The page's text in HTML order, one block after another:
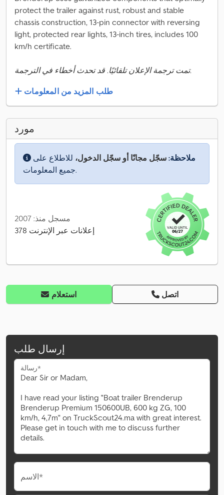
protect the trailer against rust, robust and stable
chassis construction, 13-pin connector with reversing
light, protected rear lights, 13-inch tires, includes 100
km/h certificate.
تمت ترجمة الإعلان تلقائيًا. قد تحدث أخطاء في الترجمة.
طلب المزيد من المعلومات
مورد
ملاحظة: سجّل مجانًا أو سجّل الدخول، للاطلاع على
جميع المعلومات.
مسجل منذ: 2007
378 إعلانات عبر الإنترنت
استعلام اتصل
إرسال طلب
رسالة*
الاسم*